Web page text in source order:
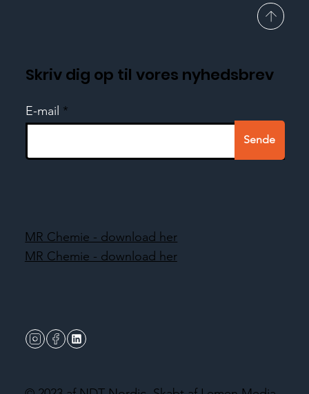
Skriv dig op til vores nyhedsbrev
E-mail
Sende
MR Chemie - download her
MR Chemie - download her